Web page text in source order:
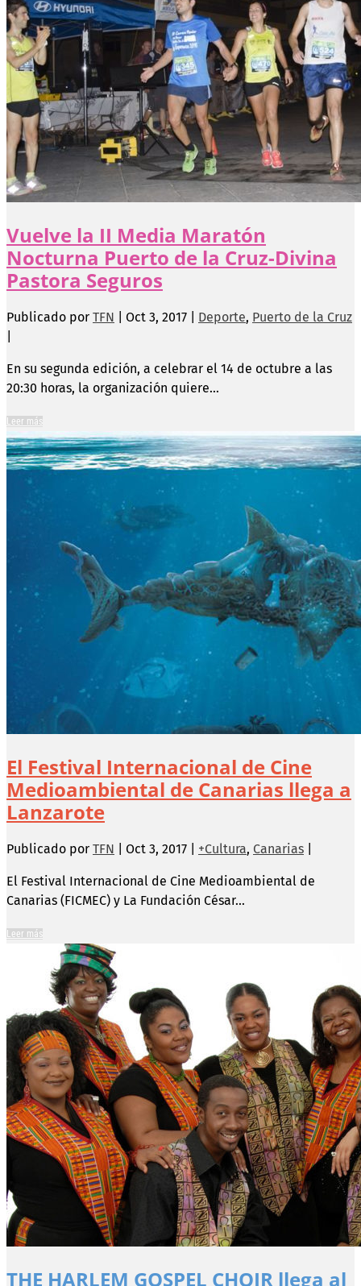
Vuelve la II Media Maratón
Nocturna Puerto de la Cruz-Divina
Pastora Seguros
Publicado por TFN Oct 3, 2017 Deporte, Puerto de la Cruz
En su segunda edición, a celebrar el 14 de octubre a las
20:30 horas, la organización quiere...
Leer más
El Festival Internacional de Cine
Medioambiental de Canarias llega a
Lanzarote
Publicado por TFN Oct 3, 2017 +Cultura, Canarias
El Festival Internacional de Cine Medioambiental de
Canarias (FICMEC) y La Fundación César...
Leer más
THE HARLEM GOSPEL CHOIR llega al